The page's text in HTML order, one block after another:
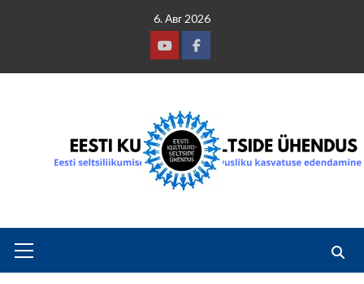
6. Авг 2026
YoutubeFacebook
Menu